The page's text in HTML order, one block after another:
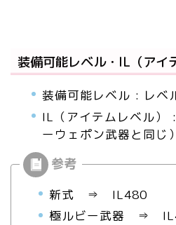
装備可能レベル・IL（アイ
装備可能レベル : レベ
IL（アイテムレベル）
ーウェポン武器と同じ）
新式 ⇒ IL480
極ルビー武器 ⇒